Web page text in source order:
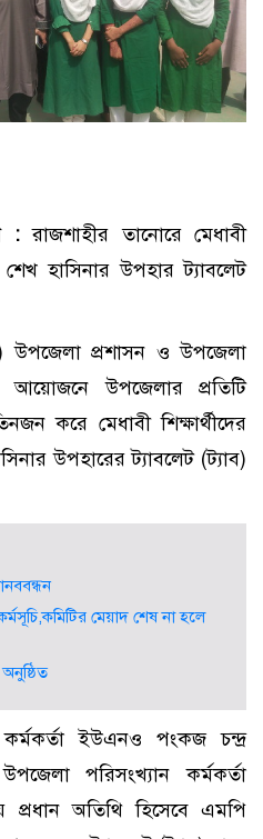
:রাজশাহীর তানোরে মেধাবী
শেখ হাসিনার উপহার ট্যাবলেট
উপজেলা প্রশাসন ও উপজেলা
আয়োজনে উপজেলার প্রতিটি
করে মেধাবী শিক্ষার্থীদের
উপহারের ট্যাবলেট (ট্যাব)
কর্মসূচি,কমিটির মেয়াদ শেষ না হলে
কর্মকর্তা ইউএনও পংকজ চন্দ্র
পরিসংখ্যান কর্মকর্তা
অতিথি হিসেবে এমপি